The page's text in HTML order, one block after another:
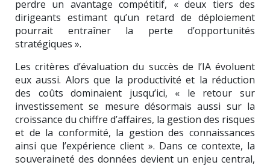
perdre un avantage compétitif, « deux tiers des
dirigeants estimant qu’un retard de déploiement
pourrait entraîner la perte d’opportunités
stratégiques ».
Les critères d’évaluation du succès de l’IA évoluent
eux aussi. Alors que la productivité et la réduction
des coûts dominaient jusqu’ici, « le retour sur
investissement se mesure désormais aussi sur la
croissance du chiffre d’affaires, la gestion des risques
et de la conformité, la gestion des connaissances
ainsi que l’expérience client ». Dans ce contexte, la
souveraineté des données devient un enjeu central,